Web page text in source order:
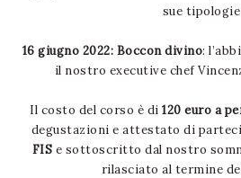
sue tipologie
16 giugno 2022: Boccon divino:
il nostro executive chef
Il costo del corso è di 120 euro a
degustazioni e attestato di
FIS e sottoscritto dal nostro
rilasciato al termine